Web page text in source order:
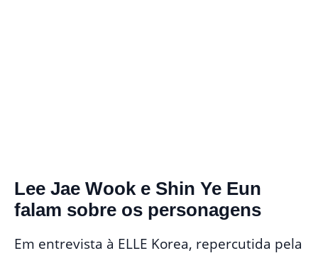
Lee Jae Wook e Shin Ye Eun
falam sobre os personagens
Em entrevista à ELLE Korea, repercutida pela